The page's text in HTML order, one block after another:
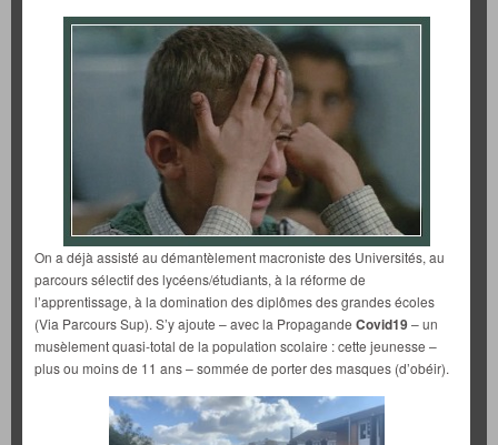
On a déjà assisté au démantèlement macroniste des Universités, au
parcours sélectif des lycéens/étudiants, à la réforme de
l’apprentissage, à la domination des diplômes des grandes écoles
(Via Parcours Sup). S’y ajoute – avec la Propagande Covid19– un
musèlement quasi-total de la population scolaire : cette jeunesse –
plus ou moins de 11 ans – sommée de porter des masques (d’obéir).